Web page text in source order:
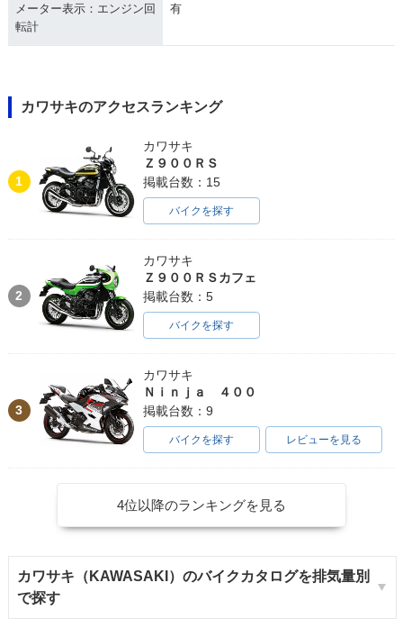
メーター表示：エンジン回
転計
有
カワサキのアクセスランキング
1
カワサキ
Ｚ９００ＲＳ
掲載台数：15
バイクを探す
2
カワサキ
Ｚ９００ＲＳカフェ
掲載台数：5
バイクを探す
3
カワサキ
Ｎｉｎｊａ ４００
掲載台数：9
バイクを探す レビューを見る
4位以降のランキングを見る
カワサキ（KAWASAKI）のバイクカタログを排気量別
で探す